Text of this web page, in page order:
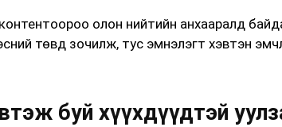
олон нийтийн анхааралд
төвд зочилж, тус эмнэлэгт хэвтэн
буй хүүхдүүдтэй